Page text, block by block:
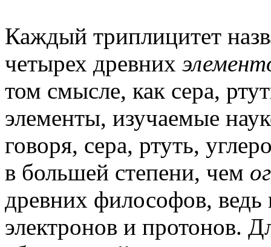
Каждый триплицитет
четырех древних
том смысле, как сера,
элементы, изучаемые
говоря, сера, ртуть,
в большей степени, чем
древних философов, ведь
электронов и протонов.